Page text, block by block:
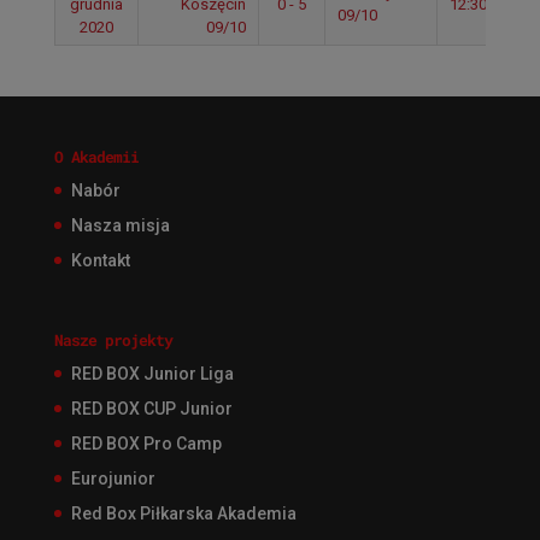
grudnia
2020
Koszęcin
09/10
0 - 5
09/10
12:30
O Akademii
Nabór
Nasza misja
Kontakt
Nasze projekty
RED BOX Junior Liga
RED BOX CUP Junior
RED BOX Pro Camp
Eurojunior
Red Box Piłkarska Akademia